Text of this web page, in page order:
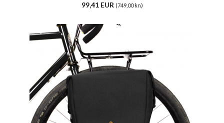
99,41 EUR (749,00 kn)